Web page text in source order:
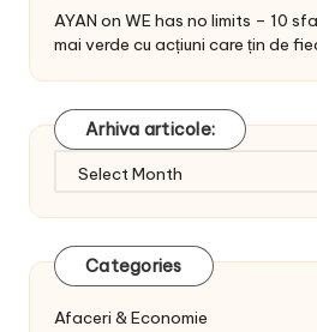
AYAN on WE has no limits – 10
mai verde cu acțiuni care țin de
Arhiva articole:
Arhiva
Categories
Afaceri & Economie